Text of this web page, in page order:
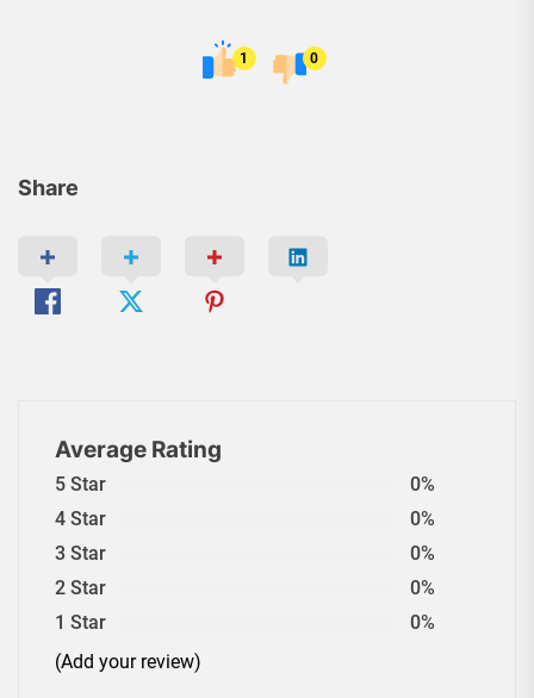
Share
1 0
Average Rating
5 Star
0%
4 Star
0%
3 Star
0%
2 Star
0%
1 Star
0%
(Add your review)